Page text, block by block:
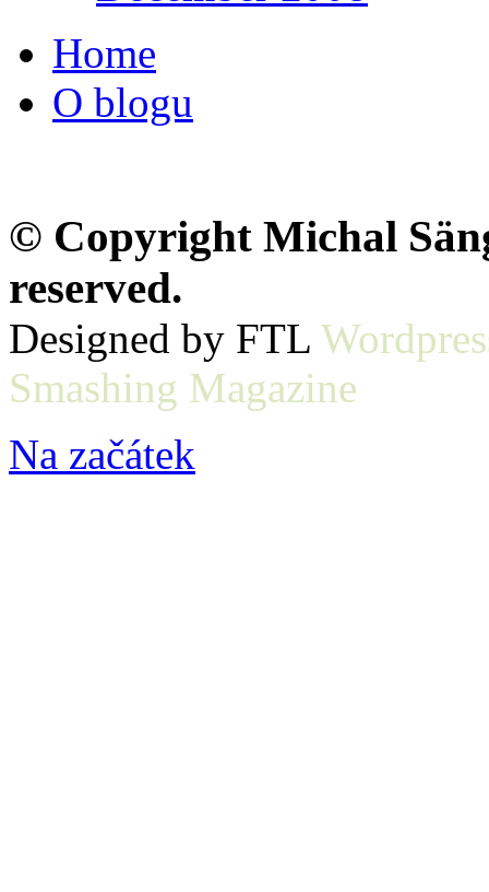
Home
O blogu
© Copyright Michal
reserved.
Designed by FTL
Smashing Magazine
Na začátek